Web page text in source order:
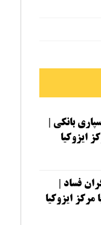
برون‌سپاری بانکی |
ایزوکیا
فساد |